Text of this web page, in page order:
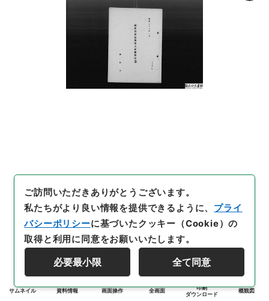
サムネイル 資料情報 画面操作 全画面
印刷
ダウンロード
概観図
ご訪問いただきありがとうございます。
私たちがより良い情報を提供できるように、 プライ
バシーポリシーに基づいたクッキー（Cookie）の
取得と利用に同意をお願いいたします。
必要最小限 全て同意